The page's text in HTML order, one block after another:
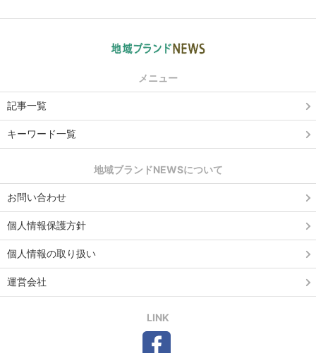
メニュー
記事一覧
キーワード一覧
地域ブランドNEWSについて
お問い合わせ
個人情報保護方針
個人情報の取り扱い
運営会社
LINK